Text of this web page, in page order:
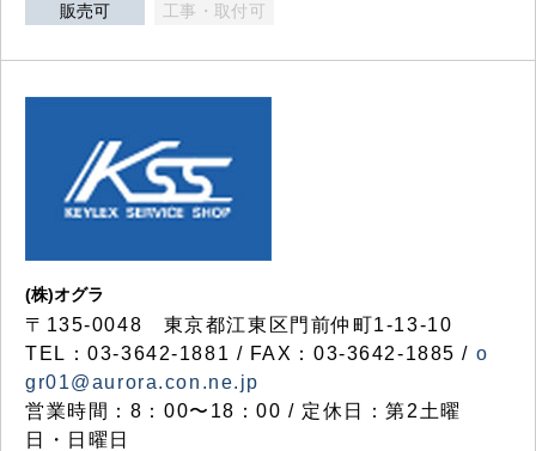
販売可 工事・取付可
(株)オグラ
〒135-0048 東京都江東区門前仲町1-13-10
TEL：03-3642-1881 / FAX：03-3642-1885 / o
gr01@aurora.con.ne.jp
営業時間：8：00〜18：00 / 定休日：第2土曜
日・日曜日